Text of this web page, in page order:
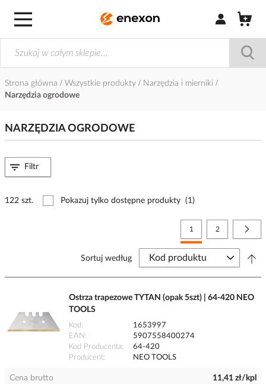
Zaloguj się /
Strona główna Wszystkie produkty
Narzędzia i mierniki
Narzędzia ogrodowe
NARZĘDZIA OGRODOWE
122 szt. Pokazuj tylko dostępne produkty (1)
Strona
Aktualnie czytasz stronę
1 Strona
2
Sortuj według
Ostrza trapezowe TYTAN (opak 5szt) | 64-420 NEO
TOOLS
Kod
1653997
EAN
5907558400274
Kod Producenta
64-420
Producent
NEO TOOLS
Cena brutto 11,41 zł/kpl
Filtr